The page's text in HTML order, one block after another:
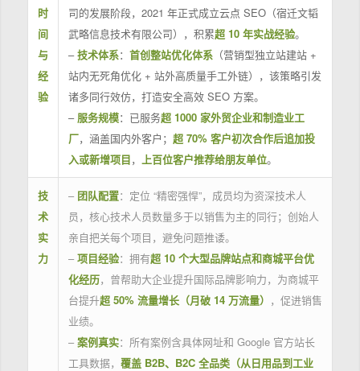
时
间
与
经
验
司的发展阶段，2021 年正式成立云点 SEO（宿迁文韬
武略信息技术有限公司），积累超 10 年实战经验。
–技术体系： 首创整站优化体系（营销型独立站建站 +
站内无死角优化 + 站外高质量手工外链），该策略引发
诸多同行效仿，打造安全高效 SEO 方案。
– 服务规模：已服务超 1000 家外贸企业和制造业工
厂，涵盖国内外客户； 超 70% 客户初次合作后追加投
入或新增项目， 上百位客户推荐给朋友单位。
技
术
实
力
– 团队配置：定位 “精密强悍”，成员均为资深技术人
员，核心技术人员数量多于以销售为主的同行；创始人
亲自把关每个项目，避免问题推诿。
– 项目经验：拥有超 10 个大型品牌站点和商城平台优
化经历，曾帮助大企业提升国际品牌影响力，为商城平
台提升超 50% 流量增长（月破 14 万流量） ，促进销售
业绩。
– 案例真实：所有案例含具体网址和 Google 官方站长
工具数据， 覆盖 B2B、B2C 全品类（从日用品到工业